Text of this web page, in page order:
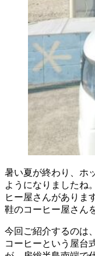
暑い夏が終わり、ホ
ようになりましたね
ヒー屋さんがありま
鞋のコーヒー屋さん
今回ご紹介するのは
コーヒーという屋台